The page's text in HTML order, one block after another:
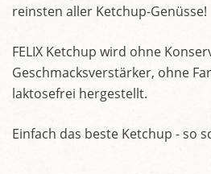
reinsten aller Ketchup-Genüsse!
FELIX Ketchup wird ohne
Geschmacksverstärker, ohne
laktosefrei hergestellt.
Einfach das beste Ketchup - so